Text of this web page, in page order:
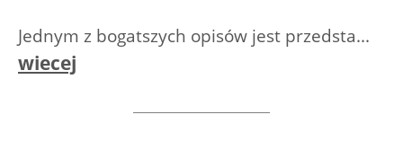
Jednym z bogatszych opisów jest przedsta...
wiecej